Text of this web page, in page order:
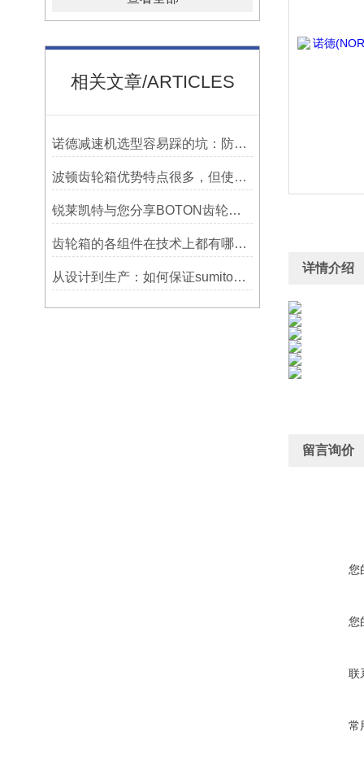
相关文章/ARTICLES
诺德减速机选型容易踩的坑：防水等级选低了，户外用半年就废
波顿齿轮箱优势特点很多，但使用一定要符合条件并及时维护
锐莱凯特与您分享BOTON齿轮箱的制造技术
齿轮箱的各组件在技术上都有哪些要求？
从设计到生产：如何保证sumitomo减速机的质量与可靠性？
详情介绍
留言询价
您
您
联
常